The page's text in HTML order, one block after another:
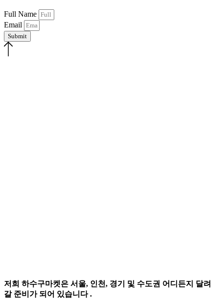
Full Name
Email
Submit
저희 하수구마켓은 서울, 인천, 경기 및 수도권 어디든지 달려
갈 준비가 되어 있습니다 .